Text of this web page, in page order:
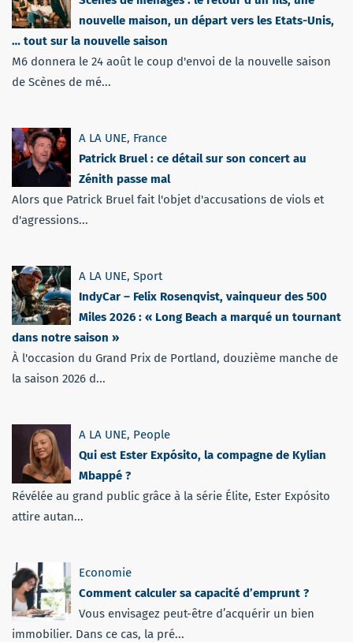
nouvelle maison, un départ vers les Etats-Unis,
… tout sur la nouvelle saison
M6 donnera le 24 août le coup d'envoi de la nouvelle saison
de Scènes de mé...
A LA UNE, France
Patrick Bruel : ce détail sur son concert au
Zénith passe mal
Alors que Patrick Bruel fait l'objet d'accusations de viols et
d'agressions...
A LA UNE, Sport
IndyCar – Felix Rosenqvist, vainqueur des 500
Miles 2026 : « Long Beach a marqué un tournant
dans notre saison »
À l'occasion du Grand Prix de Portland, douzième manche de
la saison 2026 d...
A LA UNE, People
Qui est Ester Expósito, la compagne de Kylian
Mbappé ?
Révélée au grand public grâce à la série Élite, Ester Expósito
attire autan...
Economie
Comment calculer sa capacité d’emprunt ?
Vous envisagez peut-être d’acquérir un bien
immobilier. Dans ce cas, la pré...